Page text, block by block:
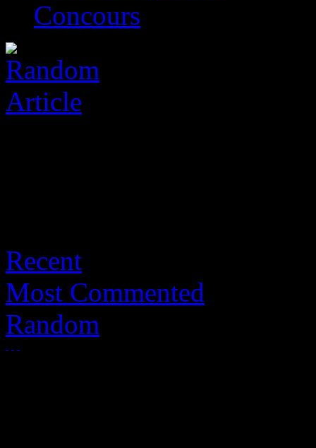
Concours
Recent
Most Commented
Random